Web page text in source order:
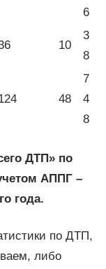
6
10
3
8
48
7
4
8
ДТП» по
АППГ –
года.
по ДТП,
либо